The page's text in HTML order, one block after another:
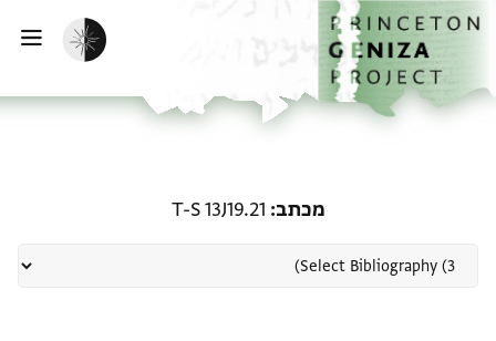
לתוכןהבית
הפעלת מצב כהה
מכתב T-S 13J19.21